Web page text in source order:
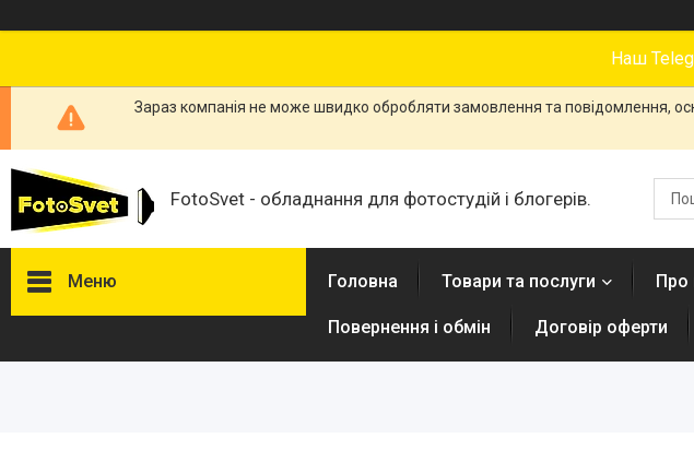
Наш
Зараз компанія не може швидко обробляти замовлення та повідомлення,
FotoSvet - обладнання для фотостудій і блогерів.
Меню Головна Товари та послуги Про
Повернення і обмін Договір оферти